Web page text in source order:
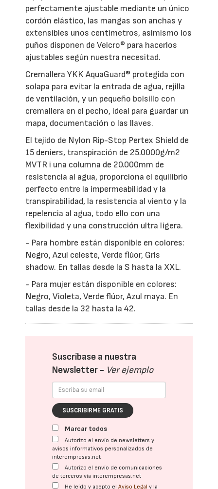
perfectamente ajustable mediante un único
cordón elástico, las mangas son anchas y
extensibles unos centímetros, asimismo los
puños disponen de Velcro® para hacerlos
ajustables según nuestra necesitad.
Cremallera YKK AquaGuard® protegida con
solapa para evitar la entrada de agua, rejilla
de ventilación, y un pequeño bolsillo con
cremallera en el pecho, ideal para guardar un
mapa, documentación o las llaves.
El tejido de Nylon Rip-Stop Pertex Shield de
15 deniers, transpiración de 25.0000g/m2
MVTR i una columna de 20.000mm de
resistencia al agua, proporciona el equilibrio
perfecto entre la impermeabilidad y la
transpirabilidad, la resistencia al viento y la
repelencia al agua, todo ello con una
flexibilidad y una construcción ultra ligera.
- Para hombre están disponible en colores:
Negro, Azul celeste, Verde flúor, Gris
shadow. En tallas desde la S hasta la XXL.
- Para mujer están disponible en colores:
Negro, Violeta, Verde flúor, Azul maya. En
tallas desde la 32 hasta la 42.
Suscríbase a nuestra
Newsletter - Ver ejemplo
SUSCRIBIRME GRATIS
Marcar todos
Autorizo el envío de newsletters y
avisos informativos personalizados de
interempresas.net
Autorizo el envío de comunicaciones
de terceros vía interempresas.net
He leído y acepto elAviso Legal y la